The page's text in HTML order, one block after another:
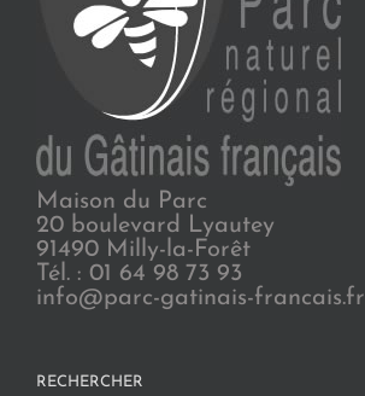
Maison du Parc
20 boulevard Lyautey
91490 Milly-la-Forêt
Tél. : 01 64 98 73 93
info@parc-gatinais-francais.fr
RECHERCHER